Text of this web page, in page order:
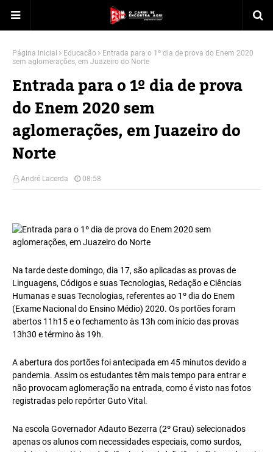
Página inicial Educacão
Entrada para o 1º dia de prova do Enem 2020
sem aglomerações, em Juazeiro do Norte
Entrada para o 1º dia de prova
do Enem 2020 sem
aglomerações, em Juazeiro do
Norte
André Lacerda 08:58
Na tarde deste domingo, dia 17, são aplicadas as provas de
Linguagens, Códigos e suas Tecnologias, Redação e Ciências
Humanas e suas Tecnologias, referentes ao 1º dia do Enem
(Exame Nacional do Ensino Médio) 2020. Os portões foram
abertos 11h15 e o fechamento às 13h com início das provas
13h30 e término às 19h.
A abertura dos portões foi antecipada em 45 minutos devido a
pandemia. Assim os estudantes têm mais tempo para entrar e
não provocam aglomeração na entrada, como é visto nas fotos
registradas pelo repórter Guto Vital.
Na escola Governador Adauto Bezerra (2º Grau) selecionados
apenas os alunos com necessidades especiais, como surdos,